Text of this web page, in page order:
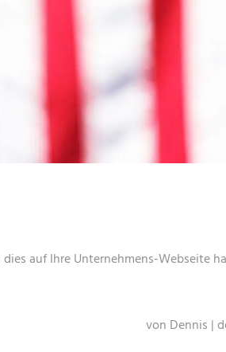
auf Ihre Unternehmens-Webseite
von Dennis |